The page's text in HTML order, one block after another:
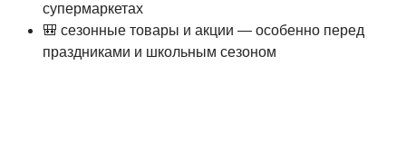
супермаркетах
🎒 сезонные товары и акции — особенно перед
праздниками и школьным сезоном